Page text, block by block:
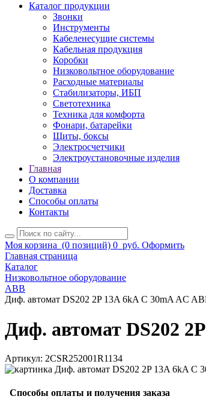
Каталог продукции
Звонки
Инструменты
Кабеленесущие системы
Кабельная продукция
Коробки
Низковольтное оборудование
Расходные материалы
Стабилизаторы, ИБП
Светотехника
Техника для комфорта
Фонари, батарейки
Щиты, боксы
Электросчетчики
Электроустановочные изделия
Главная
О компании
Доставка
Способы оплаты
Контакты
Моя корзина (0 позиций) 0 руб. Оформить
Главная страница
Каталог
Низковольтное оборудование
ABB
Диф. автомат DS202 2P 13A 6kA C 30mA AC
Диф. автомат DS202
Артикул: 2CSR252001R1134
Способы оплаты и получения заказа